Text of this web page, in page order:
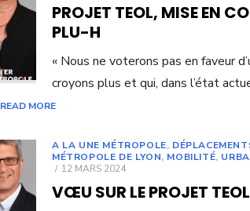
PROJET TEOL, MISE EN
PLU-H
« Nous ne voterons pas en faveur
croyons plus et qui, dans l’état
READ MORE
A LA UNE MÉTROPOLE,
MÉTROPOLE DE LYON, MOBILITÉ,
POSTED
12 MARS 2024
VŒU SUR LE PROJET TEOL